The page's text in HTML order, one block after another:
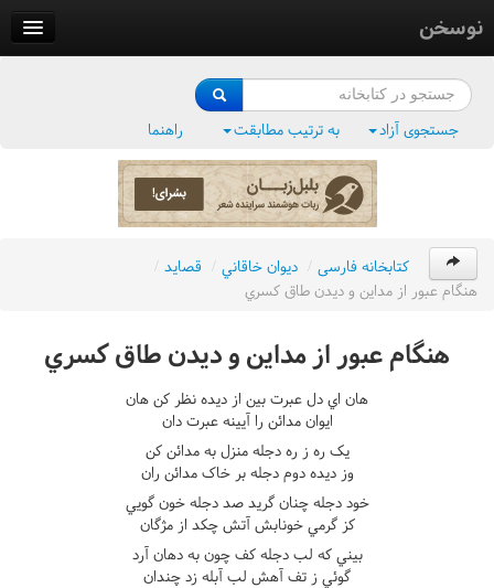
نوسخن
فرهنگ واژگان
جستجوی آزاد به ترتیب مطابقت راهنما
کتابخانه فارسی / ديوان خاقاني / قصايد /
هنگام عبور از مداين و ديدن طاق کسري
هنگام عبور از مداين و ديدن طاق کسري
هان اي دل عبرت بين از ديده نظر کن هان
ايوان مدائن را آيينه عبرت دان
يک ره ز ره دجله منزل به مدائن کن
وز ديده دوم دجله بر خاک مدائن ران
خود دجله چنان گريد صد دجله خون گويي
کز گرمي خونابش آتش چکد از مژگان
بيني که لب دجله کف چون به دهان آرد
گوئي ز تف آهش لب آبله زد چندان